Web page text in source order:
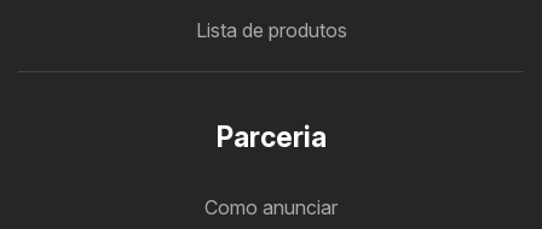
Lista de produtos
Parceria
Como anunciar